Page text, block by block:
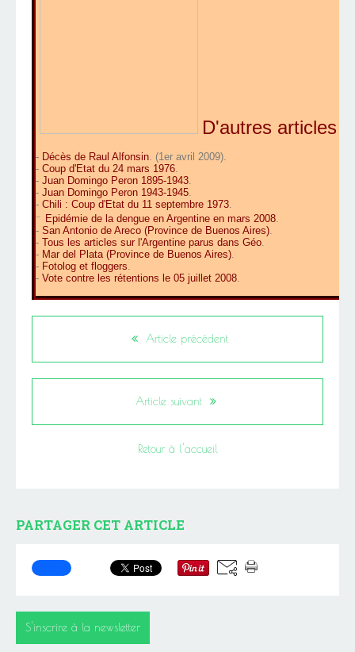
D'autres articles
- Décès de Raul Alfonsin. (1er avril 2009).
- Coup d'Etat du 24 mars 1976.
- Juan Domingo Peron 1895-1943.
- Juan Domingo Peron 1943-1945.
- Chili : Coup d'Etat du 11 septembre 1973.
- Epidémie de la dengue en Argentine en mars 2008.
- San Antonio de Areco (Province de Buenos Aires).
- Tous les articles sur l'Argentine parus dans Géo.
- Mar del Plata (Province de Buenos Aires).
- Fotolog et floggers.
- Vote contre les rétentions le 05 juillet 2008.
Article précédent
Article suivant
Retour à l'accueil
PARTAGER CET ARTICLE
S'inscrire à la newsletter